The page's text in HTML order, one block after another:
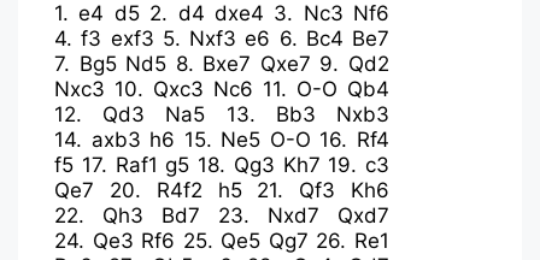
1.e4 d5 2. d4 dxe4 3. Nc3 Nf6
4.f3 exf3 5. Nxf3 e6 6. Bc4 Be7
7. Bg5 Nd5 8. Bxe7 Qxe7 9. Qd2
Nxc3 10. Qxc3 Nc6 11. O-O Qb4
12. Qd3 Na5 13. Bb3
Nxb3
14. axb3 h6 15. Ne5 O-O 16. Rf4
f5 17. Raf1 g5 18. Qg3 Kh7 19. c3
Qe7
20. R4f2 h5 21. Qf3
Kh6
22. Qh3 Bd7 23. Nxd7
Qxd7
24. Qe3 Rf6 25. Qe5 Qg7 26. Re1